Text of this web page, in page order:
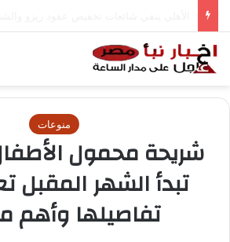
منوعات
شريحة محمول
تبدأ الشهر المقبل
تفاصيلها وأهم